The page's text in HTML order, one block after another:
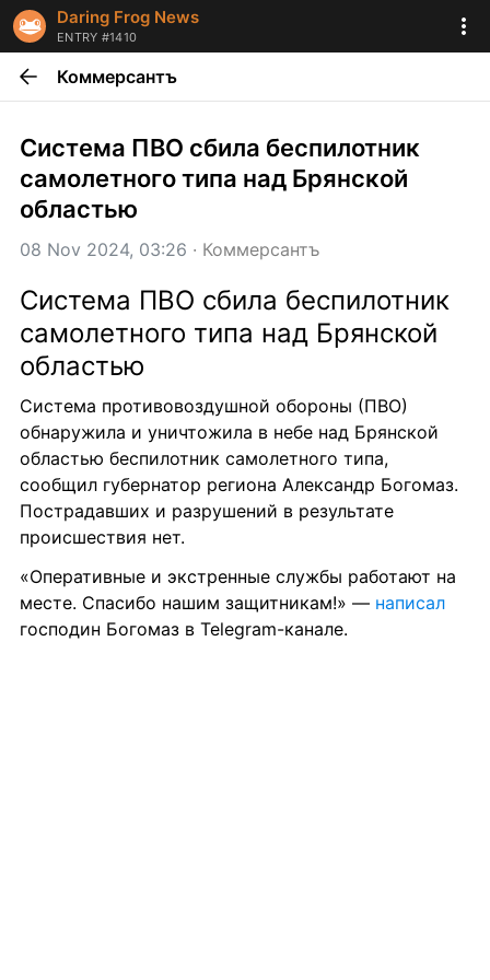
Daring Frog News
ENTRY #1410
Коммерсантъ
Система ПВО сбила беспилотник
самолетного типа над Брянской
областью
08 Nov 2024, 03:26 · Коммерсантъ
Система ПВО сбила беспилотник
самолетного типа над Брянской
областью
Система противовоздушной обороны (ПВО)
обнаружила и уничтожила в небе над Брянской
областью беспилотник самолетного типа,
сообщил губернатор региона Александр Богомаз.
Пострадавших и разрушений в результате
происшествия нет.
«Оперативные и экстренные службы работают на
месте. Спасибо нашим защитникам!» — написал
господин Богомаз в Telegram-канале.